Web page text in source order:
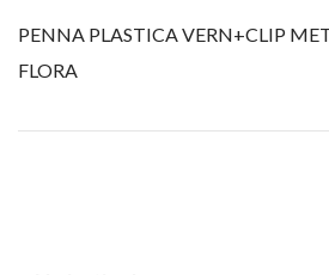
PENNA PLASTICA VERN+CLIP
FLORA